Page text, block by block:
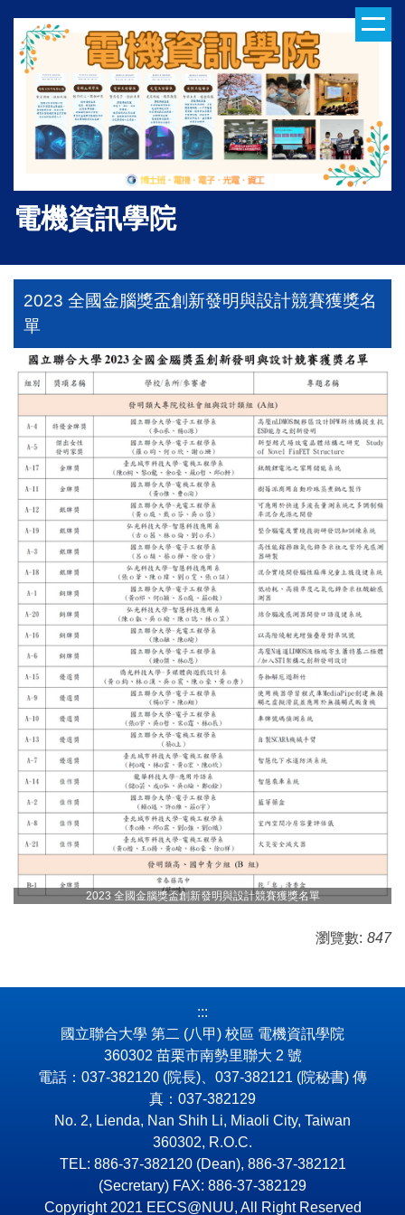
主
電機資訊學院
2023 全國金腦獎盃創新發明與設計競賽獲獎名
單
2023 全國金腦獎盃創新發明與設計競賽獲獎名單
瀏覽數: 847
:::
國立聯合大學 第二 (八甲) 校區 電機資訊學院
360302 苗栗市南勢里聯大 2 號
電話：037-382120 (院長)、037-382121 (院秘書) 傳
真：037-382129
No. 2, Lienda, Nan Shih Li, Miaoli City, Taiwan
360302, R.O.C.
TEL: 886-37-382120 (Dean), 886-37-382121
(Secretary) FAX: 886-37-382129
Copyright 2021 EECS@NUU, All Right Reserved